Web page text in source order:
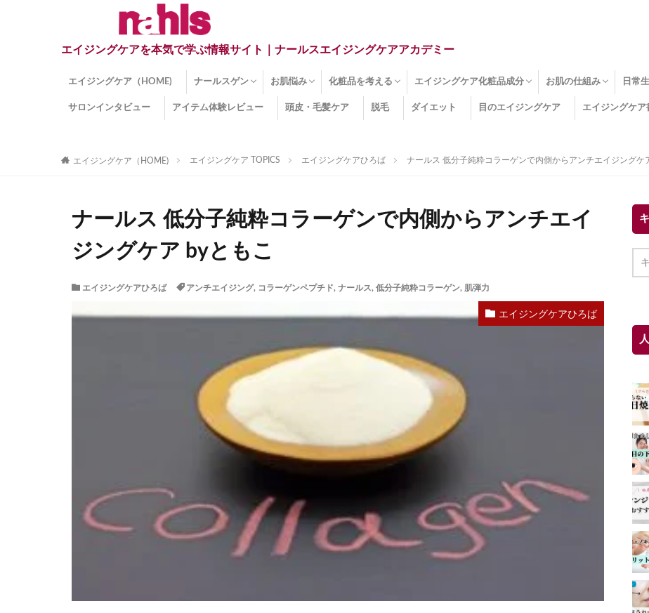
エイジングケアを本気で学ぶ情報サイト｜ナールスエイジングケアアカデミー
エイジングケア（HOME) ナールスゲン
ナールスゲンとは？
ナールスゲン関連成分
お肌悩み
インナードライ肌
くすみ
目の下のクマ
しみ
しわ
顔・頭皮のたるみ
ほうれい線
毛穴
手荒れ
乾燥肌
敏感肌
紫外線ダメージ
薄毛
その他のお肌悩み
化粧品を考える
エイジングケア化粧品
化粧水
美容液
保湿クリーム
酵素洗顔
ハンドクリーム
フェイスマスク
ほうれい線化粧品
コラーゲン化粧品
メイク化粧品
洗顔・クレンジング
オールインワン化粧品
その他の化粧品
エイジングケア化粧品成分
エイジングケア化粧品(成分)
セラミド
ネオダーミル
プロテオグリカン
ビタミンC誘導体
コラーゲン
その他の化粧品成分
お肌の仕組み
エイジング
ターンオーバー
皮下組織
表皮
真皮
表皮常在菌
女性ホルモン
その他
日常
糖化
便秘
サロンインタビュー アイテム体験レビュー 頭皮・毛髪ケア 脱毛 ダイエット 目のエイジングケア エイジングケア
エイジングケア（HOME) エイジングケア TOPICS エイジングケアひろば ナールス 低分子純粋コラーゲンで内側からアンチエイジングケ
ナールス 低分子純粋コラーゲンで内側からアンチエイ
ジングケア byともこ
エイジングケアひろば アンチエイジング, コラーゲンペプチド, ナールス, 低分子純粋コラーゲン, 肌弾力
エイジングケアひろば